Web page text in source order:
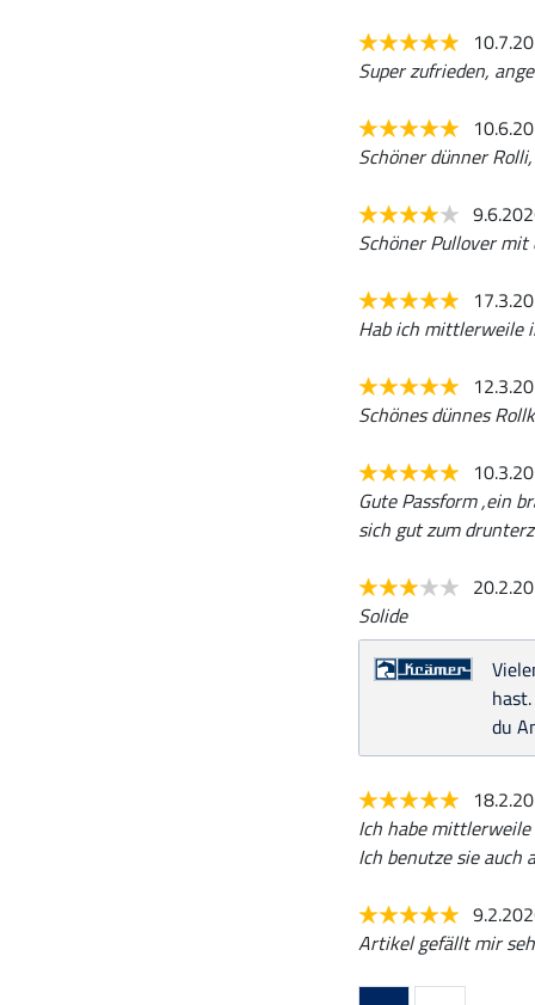
Super zufrieden,
Schöner dünner
Schöner Pullover
Hab ich mittlerweile
Schönes dünnes
Gute Passform ,ein
sich gut zum
Solide
du
Ich habe mittlerweile
Ich benutze sie auch
Artikel gefällt mir